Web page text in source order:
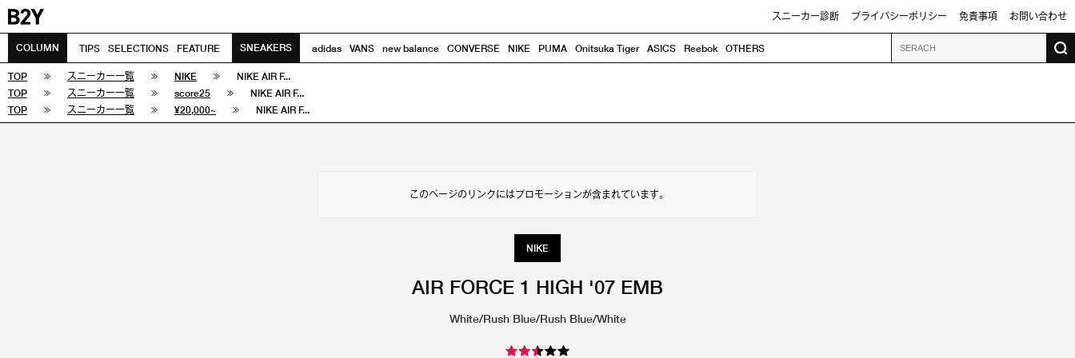
スニーカー診断 プライバシーポリシー 免責事項 お問い合わせ
COLUMN TIPS SELECTIONS FEATURE SNEAKERS adidas VANS new balance CONVERSE NIKE PUMA Onitsuka Tiger ASICS Reebok OTHERS
TOP スニーカー一覧 NIKE
NIKE AIR F...
TOP
スニーカー一覧 score25
NIKE AIR F...
TOP
スニーカー一覧 ¥20,000~ NIKE AIR F...
このページのリンクにはプロモーションが含まれています。
NIKE
AIR FORCE 1 HIGH '07 EMB
White/Rush Blue/Rush Blue/White